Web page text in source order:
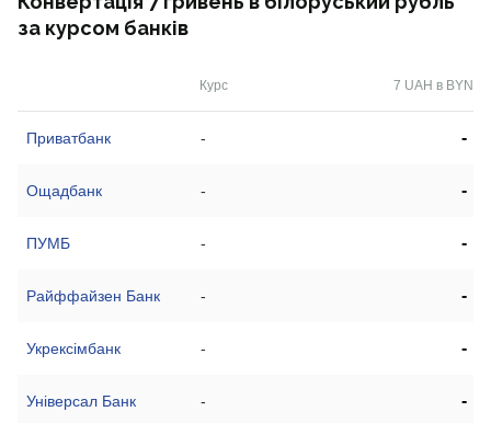
за курсом банків
Курс 7 UAH в BYN
Приватбанк - -
Ощадбанк - -
ПУМБ - -
Райффайзен Банк - -
Укрексімбанк - -
Універсал Банк - -